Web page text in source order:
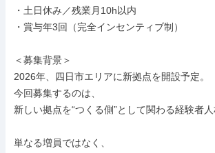
・土日休み／残業月10h以内
・賞与年3回（完全インセンティブ制）
＜募集背景＞
2026年、四日市エリアに新拠点を開設予定。
今回募集するのは、
新しい拠点を“つくる側”として関わる経験者人
単なる増員ではなく、